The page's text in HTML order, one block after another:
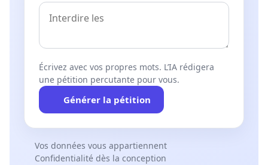
Écrivez avec vos propres mots. L’IA rédigera
une pétition percutante pour vous.
Générer la pétition
Vos données vous appartiennent
Confidentialité dès la conception